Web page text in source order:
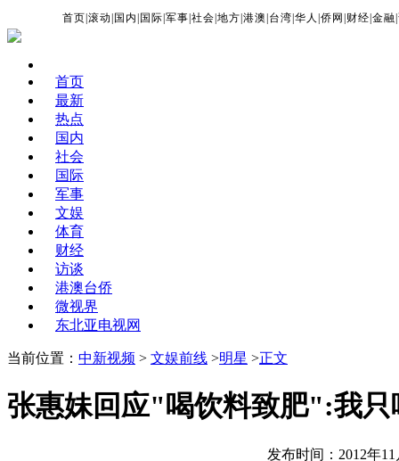
首页 |滚动 国内 国际 |军事 |社会 |地方 |港澳 台湾 |华人 |侨网 财经 |金融 |
首页
最新
热点
国内
社会
国际
军事
文娱
体育
财经
访谈
港澳台侨
微视界
东北亚电视网
当前位置： 中新视频 > 文娱前线 >明星 >正文
张惠妹回应"喝饮料致肥":我只
发布时间：2012年11